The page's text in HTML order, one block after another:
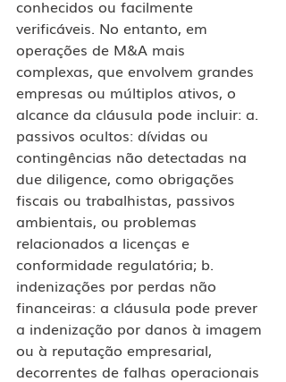
conhecidos ou facilmente
verificáveis. No entanto, em
operações de M&A mais
complexas, que envolvem grandes
empresas ou múltiplos ativos, o
alcance da cláusula pode incluir: a.
passivos ocultos: dívidas ou
contingências não detectadas na
due diligence, como obrigações
fiscais ou trabalhistas, passivos
ambientais, ou problemas
relacionados a licenças e
conformidade regulatória​; b.
indenizações por perdas não
financeiras: a cláusula pode prever
a indenização por danos à imagem
ou à reputação empresarial,
decorrentes de falhas operacionais